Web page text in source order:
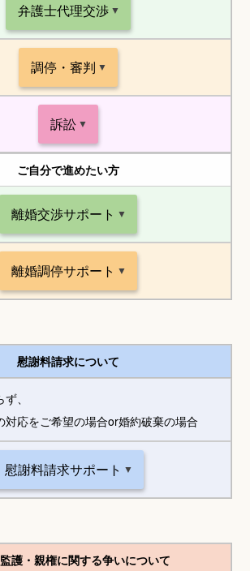
弁護士代理交渉
調停・審判
訴訟
ご自分で進めたい方
離婚交渉サポート
離婚調停サポート
慰謝料請求について
、
対応をご希望の場合or婚約破棄の場合
慰謝料請求サポート
護・親権に関する争いについて